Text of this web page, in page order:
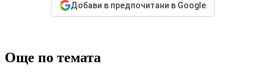
Добави в предпочитани в Google
Още по темата